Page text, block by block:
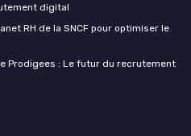
digital
RH de la SNCF pour optimiser le
Prodigees : Le futur du recrutement